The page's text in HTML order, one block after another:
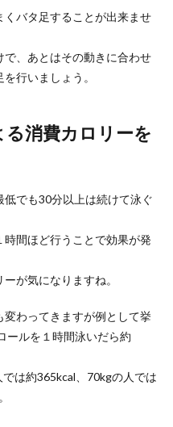
バタ足することが出来ませ
、あとはその動きに合わせ
行いましょう。
消費カロリーを
でも30分以上は続けて泳ぐ
間ほど行うことで効果が発
が気になりますね。
わってきますが例として挙
ールを１時間泳いだら約
は約365kcal、70kgの人では